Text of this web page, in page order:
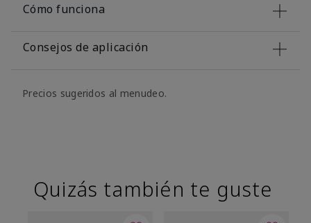
Cómo funciona
Consejos de aplicación
Precios sugeridos al menudeo.
Quizás también te guste